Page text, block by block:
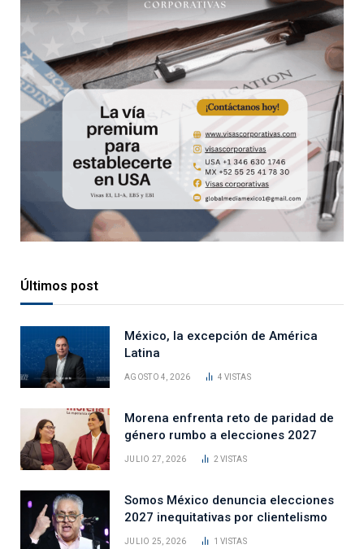
Últimos post
México, la excepción de América
Latina
AGOSTO 4, 2026 4VISTAS
Morena enfrenta reto de paridad de
género rumbo a elecciones 2027
JULIO 27, 2026 2VISTAS
Somos México denuncia elecciones
2027 inequitativas por clientelismo
JULIO 25, 2026 1VISTAS